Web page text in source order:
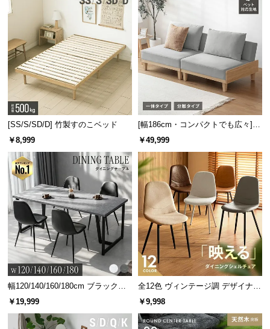
固めのソファのメリット
適正な姿勢をキープできる
形状を維持し、型崩れが起きにくい
クッションがへたりにくい
カバーや中身のズレが起こりにくい
コンパクトでありながら広々設計
座面幅は 約100㎝。省スペースに置けるサイズ感であ
りながら、ゆったりと座れる横幅です。
[SS/S/SD/D] 竹製すのこベッド
￥8,999
[幅186cm・コンパクトでも広々] 3
人掛けソファベッド リクライニン
￥49,999
幅120/140/160/180cm ブラックフ
レーム ダイニング 大理石調 4人掛
￥19,999
全12色 ヴィンテージ調 デザイナー
ズシェルチェア
￥9,998